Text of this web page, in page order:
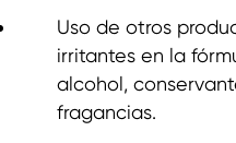
Uso de otros
irritantes en la
alcohol,
fragancias.